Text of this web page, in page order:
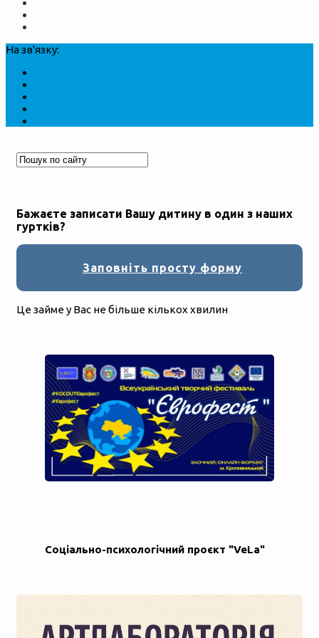
На зв'язку:
Бажаєте записати Вашу дитину в один з наших
гуртків?
Заповніть просту форму
Це займе у Вас не більше кількох хвилин
Соціально-психологічний проєкт "VeLa"